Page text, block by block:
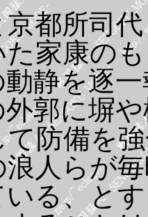
京都所司
家康の
動静を逐
郭に塀
て防備を
人らが
る、と